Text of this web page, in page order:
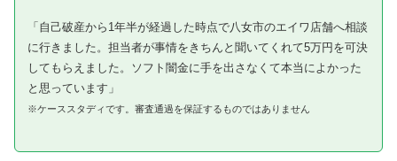
「自己破産から1年半が経過した時点で八女市のエイワ店舗へ相談
に行きました。担当者が事情をきちんと聞いてくれて5万円を可決
してもらえました。ソフト闇金に手を出さなくて本当によかった
と思っています」
※ケーススタディです。審査通過を保証するものではありません